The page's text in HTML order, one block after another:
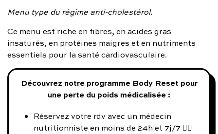
Menu type du régime anti-cholestérol.
Ce menu est riche en fibres, en acides gras
insaturés, en protéines maigres et en nutriments
essentiels pour la santé cardiovasculaire.
Découvrez notre programme Body Reset pour
une perte du poids médicalisée :
Réservez votre rdv avec un médecin
nutritionniste en moins de 24h et 7j/7 👨‍⚕️